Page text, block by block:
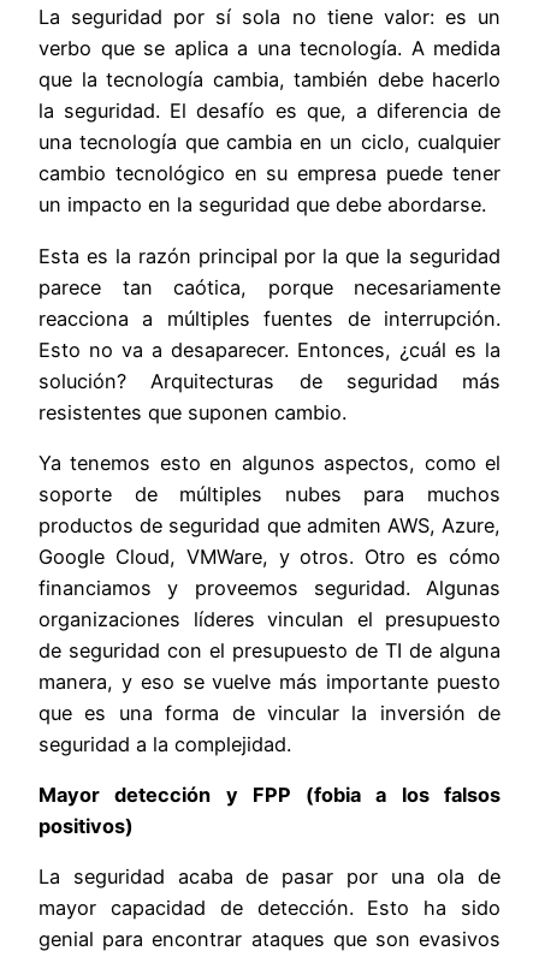
La seguridad por sí sola no tiene valor: es un
verbo que se aplica a una tecnología. A medida
que la tecnología cambia, también debe hacerlo
la seguridad. El desafío es que, a diferencia de
una tecnología que cambia en un ciclo, cualquier
cambio tecnológico en su empresa puede tener
un impacto en la seguridad que debe abordarse.
Esta es la razón principal por la que la seguridad
parece tan caótica, porque necesariamente
reacciona a múltiples fuentes de interrupción.
Esto no va a desaparecer. Entonces, ¿cuál es la
solución? Arquitecturas de seguridad más
resistentes que suponen cambio.
Ya tenemos esto en algunos aspectos, como el
soporte de múltiples nubes para muchos
productos de seguridad que admiten AWS, Azure,
Google Cloud, VMWare, y otros. Otro es cómo
financiamos y proveemos seguridad. Algunas
organizaciones líderes vinculan el presupuesto
de seguridad con el presupuesto de TI de alguna
manera, y eso se vuelve más importante puesto
que es una forma de vincular la inversión de
seguridad a la complejidad.
Mayor detección y FPP (fobia a los falsos
positivos)
La seguridad acaba de pasar por una ola de
mayor capacidad de detección. Esto ha sido
genial para encontrar ataques que son evasivos